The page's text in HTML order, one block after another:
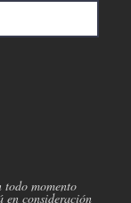
momento
en consideración